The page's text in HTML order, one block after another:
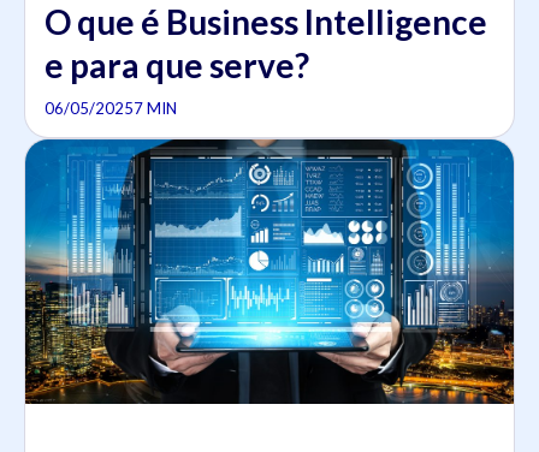
O que é Business Intelligence
e para que serve?
06/05/20257 MIN